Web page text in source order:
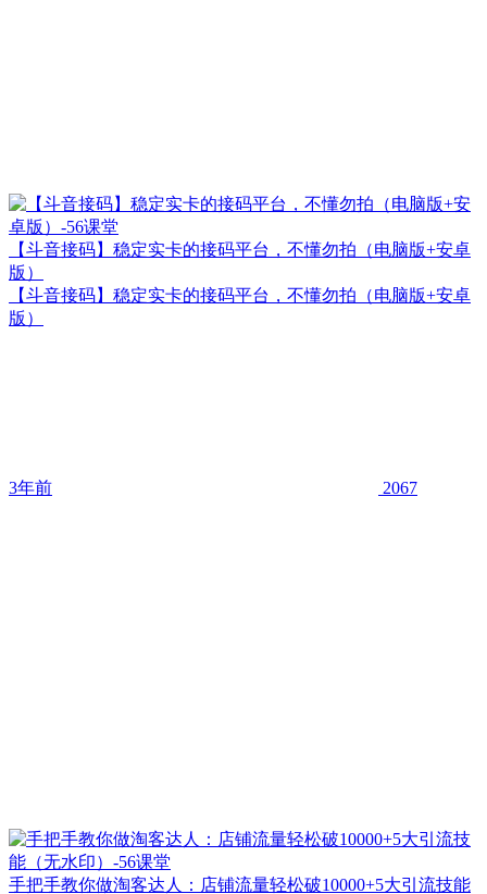
【斗音接码】稳定实卡的接码平台，不懂勿拍（电脑版+安卓
版）
【斗音接码】稳定实卡的接码平台，不懂勿拍（电脑版+安卓
版）
3年前 2067
手把手教你做淘客达人：店铺流量轻松破10000+5大引流技能